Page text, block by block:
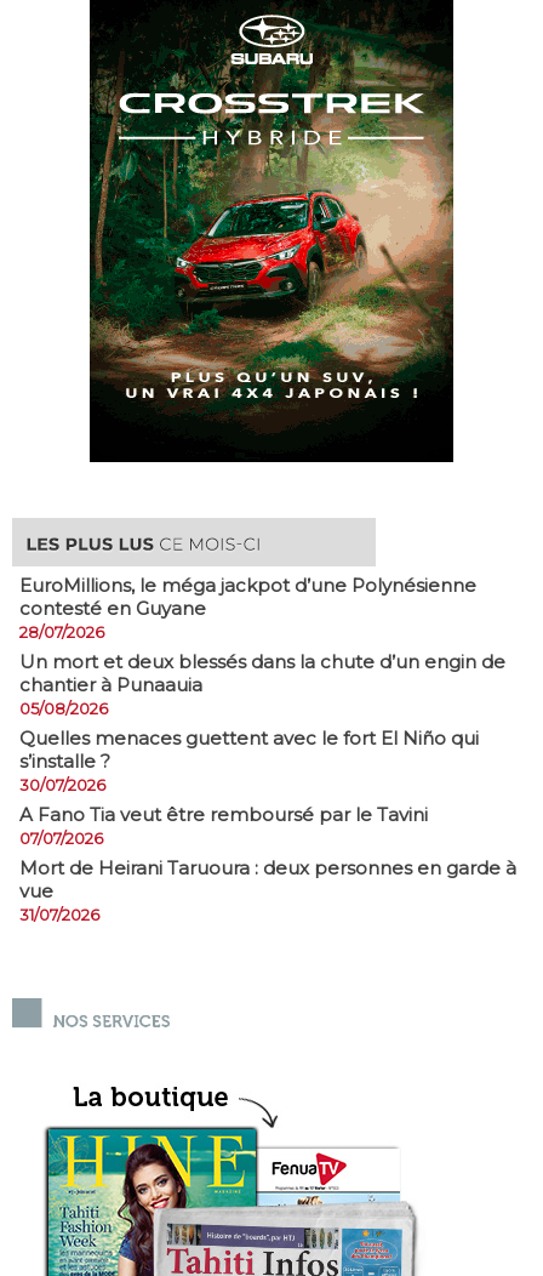
EuroMillions, ​le méga jackpot d’une Polynésienne
contesté en Guyane
28/07/2026
​Un mort et deux blessés dans la chute d’un engin de
chantier à Punaauia
05/08/2026
Quelles menaces guettent avec le fort El Niño qui
s’installe ?
30/07/2026
A Fano Tia veut être remboursé par le Tavini
07/07/2026
Mort de Heirani Taruoura : deux personnes en garde à
vue
31/07/2026